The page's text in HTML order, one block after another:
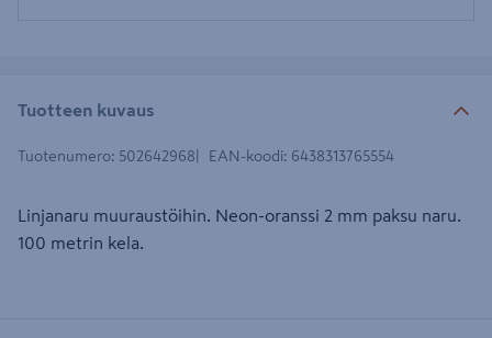
Tuotteen kuvaus
Tuotenumero: 502642968 EAN-koodi: 6438313765554
Linjanaru muuraustöihin. Neon-oranssi 2 mm paksu naru.
100 metrin kela.